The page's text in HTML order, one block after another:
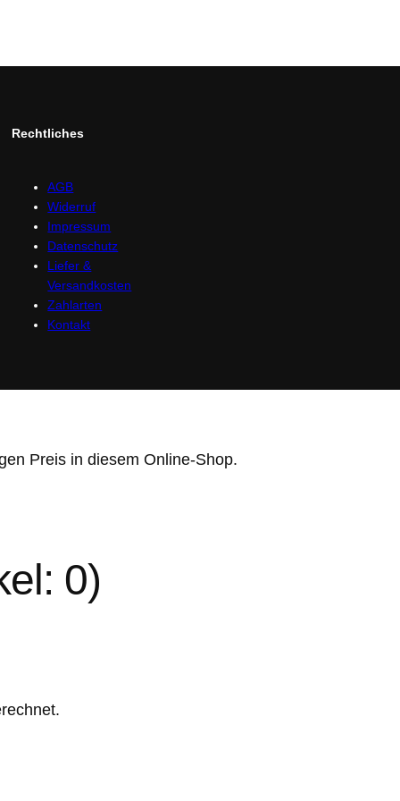
Rechtliches
AGB
Widerruf
Impressum
Datenschutz
Liefer &
Versandkosten
Zahlarten
Kontakt
Preis in diesem Online-Shop.
0)